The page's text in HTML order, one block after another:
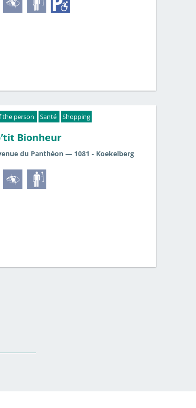
the person Santé Shopping
Bionheur
du Panthéon — 1081 - Koekelberg